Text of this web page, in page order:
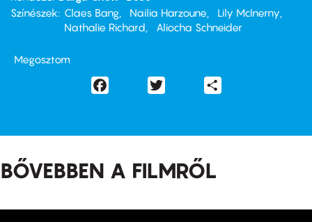
Színészek
Claes Bang Nailia Harzoune
Lily McInerny
Nathalie Richard
Aliocha Schneider
Megosztom
Facebook
BŐVEBBEN A FILMRŐL